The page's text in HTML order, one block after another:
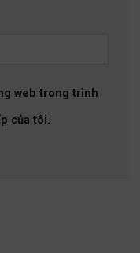
web trong trình
của tôi.